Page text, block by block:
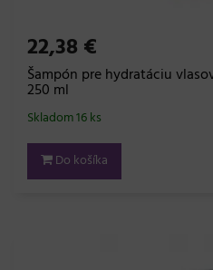
22,38 €
Šampón pre hydratáciu
250 ml
Skladom 16 ks
Do košíka